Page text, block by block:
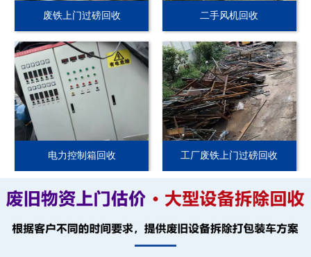
废铁上门过磅回收 二手风机回收
电力控制箱回收 工厂废铁上门过磅回收